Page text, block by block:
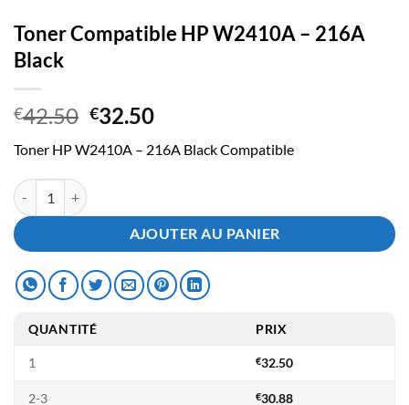
Toner Compatible HP W2410A – 216A
Black
€42.50 Le
initial
€32.50Le
actuel
Toner HP W2410A – 216A Black Compatible
quantité de Toner Compatible HP W2410A - 216A Black
AJOUTER AU PANIER
QUANTITÉ PRIX
1 €32.50
2-3 €30.88